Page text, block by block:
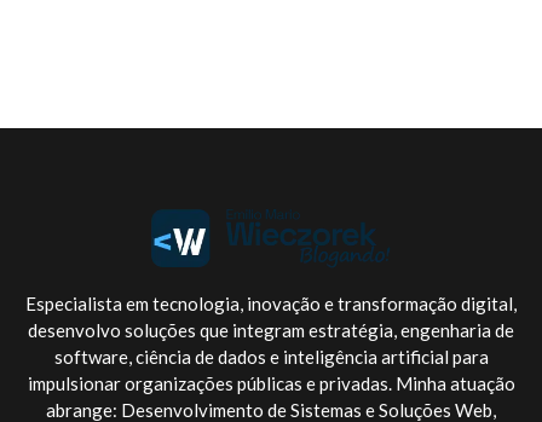
Especialista em tecnologia, inovação e transformação digital,
desenvolvo soluções que integram estratégia, engenharia de
software, ciência de dados e inteligência artificial para
impulsionar organizações públicas e privadas. Minha atuação
abrange: Desenvolvimento de Sistemas e Soluções Web,